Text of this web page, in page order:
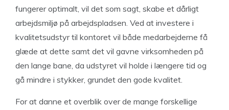
fungerer optimalt, vil det som sagt, skabe et dårligt
arbejdsmiljø på arbejdspladsen. Ved at investere i
kvalitetsudstyr til kontoret vil både medarbejderne få
glæde at dette samt det vil gavne virksomheden på
den lange bane, da udstyret vil holde i længere tid og
gå mindre i stykker, grundet den gode kvalitet.
For at danne et overblik over de mange forskellige